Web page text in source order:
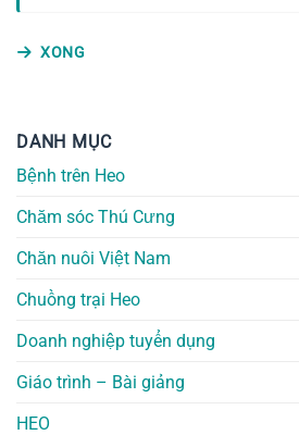
XONG
DANH MỤC
Bệnh trên Heo
Chăm sóc Thú Cưng
Chăn nuôi Việt Nam
Chuồng trại Heo
Doanh nghiệp tuyển dụng
Giáo trình – Bài giảng
HEO